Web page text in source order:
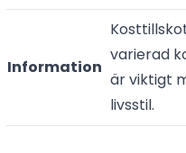
Information
varierad
är viktigt
livsstil.